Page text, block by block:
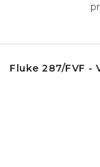
Fluke 287/FVF